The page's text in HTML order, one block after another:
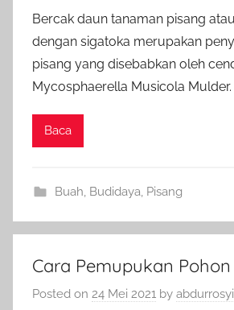
Bercak daun tanaman pisang
dengan sigatoka merupakan
pisang yang disebabkan oleh
Mycosphaerella Musicola Mulder.
Baca
Buah Budidaya Pisang
Cara Pemupukan
Posted on 24 Mei 2021 by